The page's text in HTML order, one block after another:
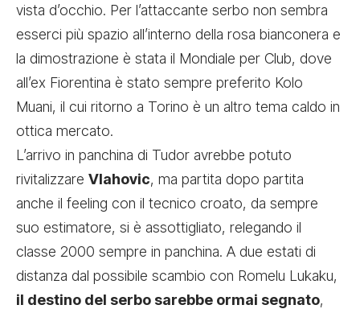
vista d’occhio. Per l’attaccante serbo non sembra
esserci più spazio all’interno della rosa bianconera e
la dimostrazione è stata il Mondiale per Club, dove
all’ex Fiorentina è stato sempre preferito Kolo
Muani, il cui ritorno a Torino è un altro tema caldo in
ottica mercato.
L’arrivo in panchina di Tudor avrebbe potuto
rivitalizzare Vlahovic, ma partita dopo partita
anche il feeling con il tecnico croato, da sempre
suo estimatore, si è assottigliato, relegando il
classe 2000 sempre in panchina. A due estati di
distanza dal possibile scambio con Romelu Lukaku,
il destino del serbo sarebbe ormai segnato,